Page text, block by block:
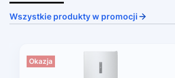
Wszystkie produkty w promocji
Okazja